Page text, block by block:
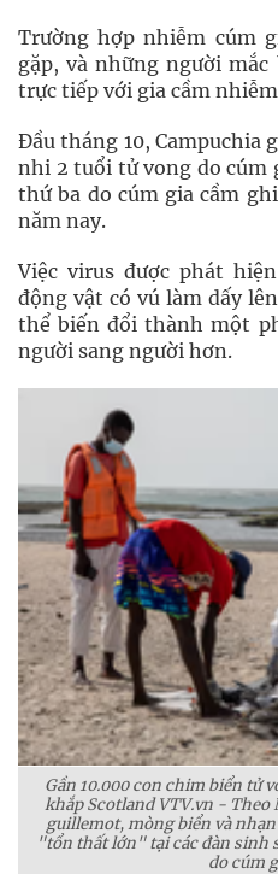
Trường hợp nhiễm cúm
gặp, và những người
trực tiếp với gia cầm
Đầu tháng 10, Campuchia
nhi 2 tuổi tử vong do cúm
thứ ba do cúm gia cầm
năm nay.
Việc virus được phát
động vật có vú làm dấy
thể biến đổi thành một
người sang người hơn.
Gần 10.000 con chim biển tử
khắp Scotland VTV.vn -
guillemot, mòng biển và
"tổn thất lớn" tại các đàn sinh
do cúm